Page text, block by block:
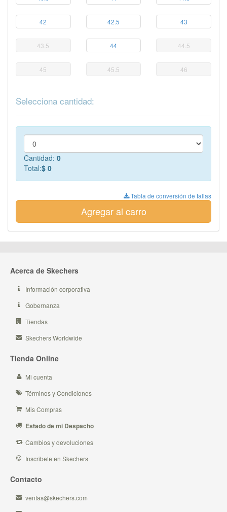
42 42.5 43
43.5 44 44.5
45 45.5 46
Selecciona cantidad:
Cantidad: 0
Total:$ 0
Tabla de conversión de tallas
Agregar al carro
Acerca de Skechers
Información corporativa
Gobernanza
Tiendas
Skechers Worldwide
Tienda Online
Mi cuenta
Términos y Condiciones
Mis Compras
Estado de mi Despacho
Cambios y devoluciones
Inscribete en Skechers
Contacto
ventas@skechers.com